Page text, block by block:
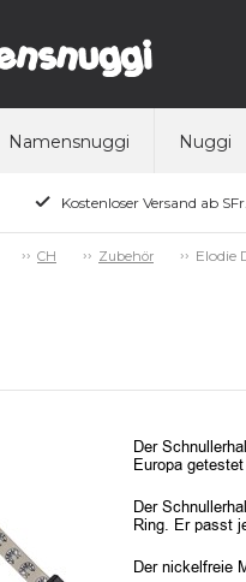
Namensnuggi Nuggi
Kostenloser Versand ab
CH Zubehör Elodie
Der
Europa
Der
Ring. Er passt
Der nickelfreie